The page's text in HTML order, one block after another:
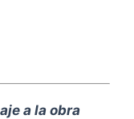
a la obra